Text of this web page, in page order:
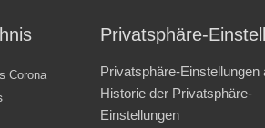
Corona
Privatsphäre-
Privatsphäre-Einstellungen
Historie der Privatsphäre-
Einstellungen